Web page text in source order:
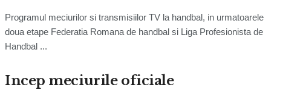
Programul meciurilor si transmisiilor TV la handbal, in urmatoarele
doua etape Federatia Romana de handbal si Liga Profesionista de
Handbal ...
Incep meciurile oficiale